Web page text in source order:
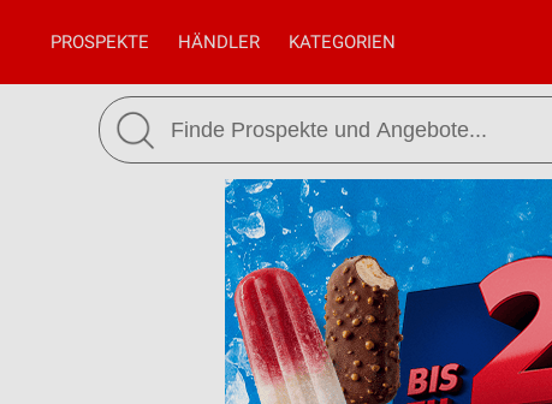
PROSPEKTE HÄNDLER KATEGORIEN